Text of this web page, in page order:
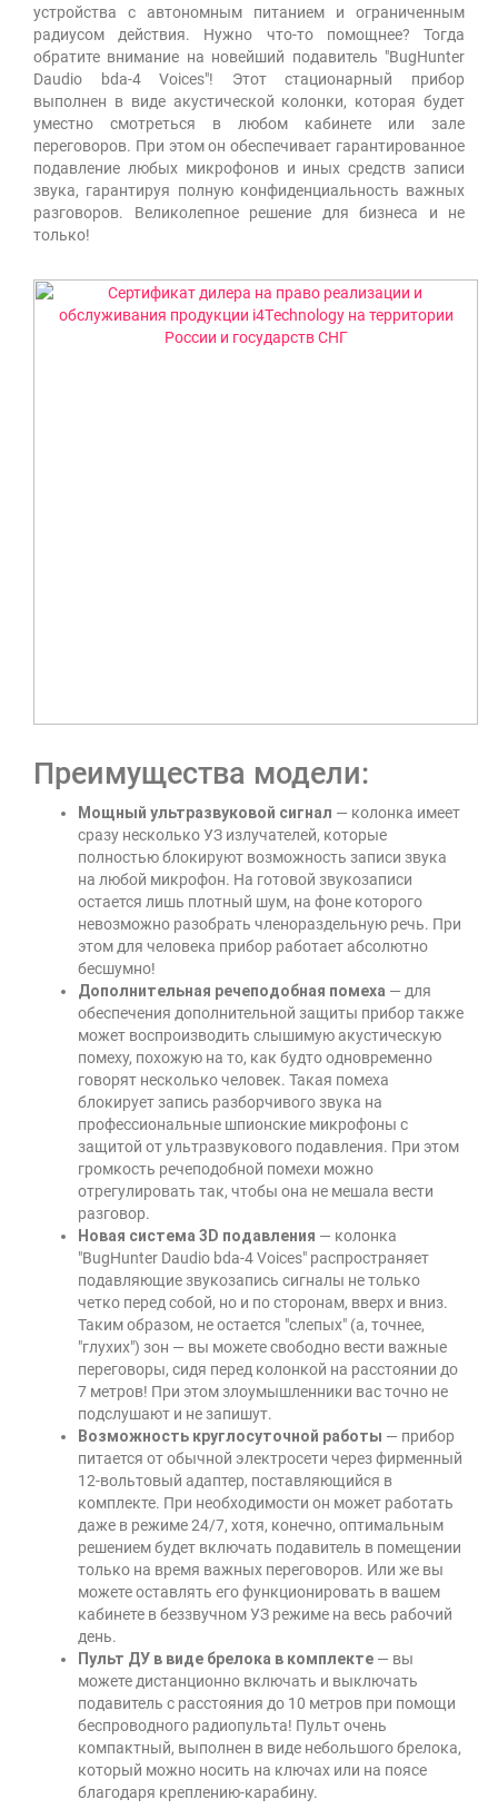
устройства с автономным питанием и ограниченным
радиусом действия. Нужно что-то помощнее? Тогда
обратите внимание на новейший подавитель "BugHunter
Daudio bda-4 Voices"! Этот стационарный прибор
выполнен в виде акустической колонки, которая будет
уместно смотреться в любом кабинете или зале
переговоров. При этом он обеспечивает гарантированное
подавление любых микрофонов и иных средств записи
звука, гарантируя полную конфиденциальность важных
разговоров. Великолепное решение для бизнеса и не
только!
Преимущества модели:
Мощный ультразвуковой сигнал — колонка имеет
сразу несколько УЗ излучателей, которые
полностью блокируют возможность записи звука
на любой микрофон. На готовой звукозаписи
остается лишь плотный шум, на фоне которого
невозможно разобрать членораздельную речь. При
этом для человека прибор работает абсолютно
бесшумно!
Дополнительная речеподобная помеха — для
обеспечения дополнительной защиты прибор также
может воспроизводить слышимую акустическую
помеху, похожую на то, как будто одновременно
говорят несколько человек. Такая помеха
блокирует запись разборчивого звука на
профессиональные шпионские микрофоны с
защитой от ультразвукового подавления. При этом
громкость речеподобной помехи можно
отрегулировать так, чтобы она не мешала вести
разговор.
Новая система 3D подавления — колонка
"BugHunter Daudio bda-4 Voices" распространяет
подавляющие звукозапись сигналы не только
четко перед собой, но и по сторонам, вверх и вниз.
Таким образом, не остается "слепых" (а, точнее,
"глухих") зон — вы можете свободно вести важные
переговоры, сидя перед колонкой на расстоянии до
7 метров! При этом злоумышленники вас точно не
подслушают и не запишут.
Возможность круглосуточной работы — прибор
питается от обычной электросети через фирменный
12-вольтовый адаптер, поставляющийся в
комплекте. При необходимости он может работать
даже в режиме 24/7, хотя, конечно, оптимальным
решением будет включать подавитель в помещении
только на время важных переговоров. Или же вы
можете оставлять его функционировать в вашем
кабинете в беззвучном УЗ режиме на весь рабочий
день.
Пульт ДУ в виде брелока в комплекте — вы
можете дистанционно включать и выключать
подавитель с расстояния до 10 метров при помощи
беспроводного радиопульта! Пульт очень
компактный, выполнен в виде небольшого брелока,
который можно носить на ключах или на поясе
благодаря креплению-карабину.